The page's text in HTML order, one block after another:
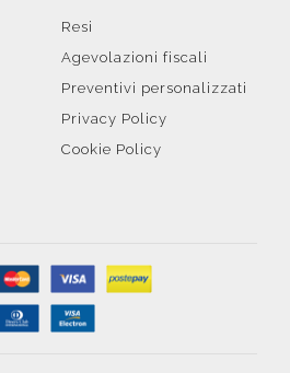
Resi
Agevolazioni fiscali
Preventivi personalizzati
Privacy Policy
Cookie Policy